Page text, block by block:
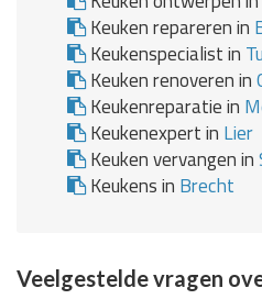
Keuken repareren in
Keukenspecialist in
Keuken renoveren in
Keukenreparatie in
Keukenexpert in Lier
Keuken vervangen in
Keukens in Brecht
Veelgestelde vragen